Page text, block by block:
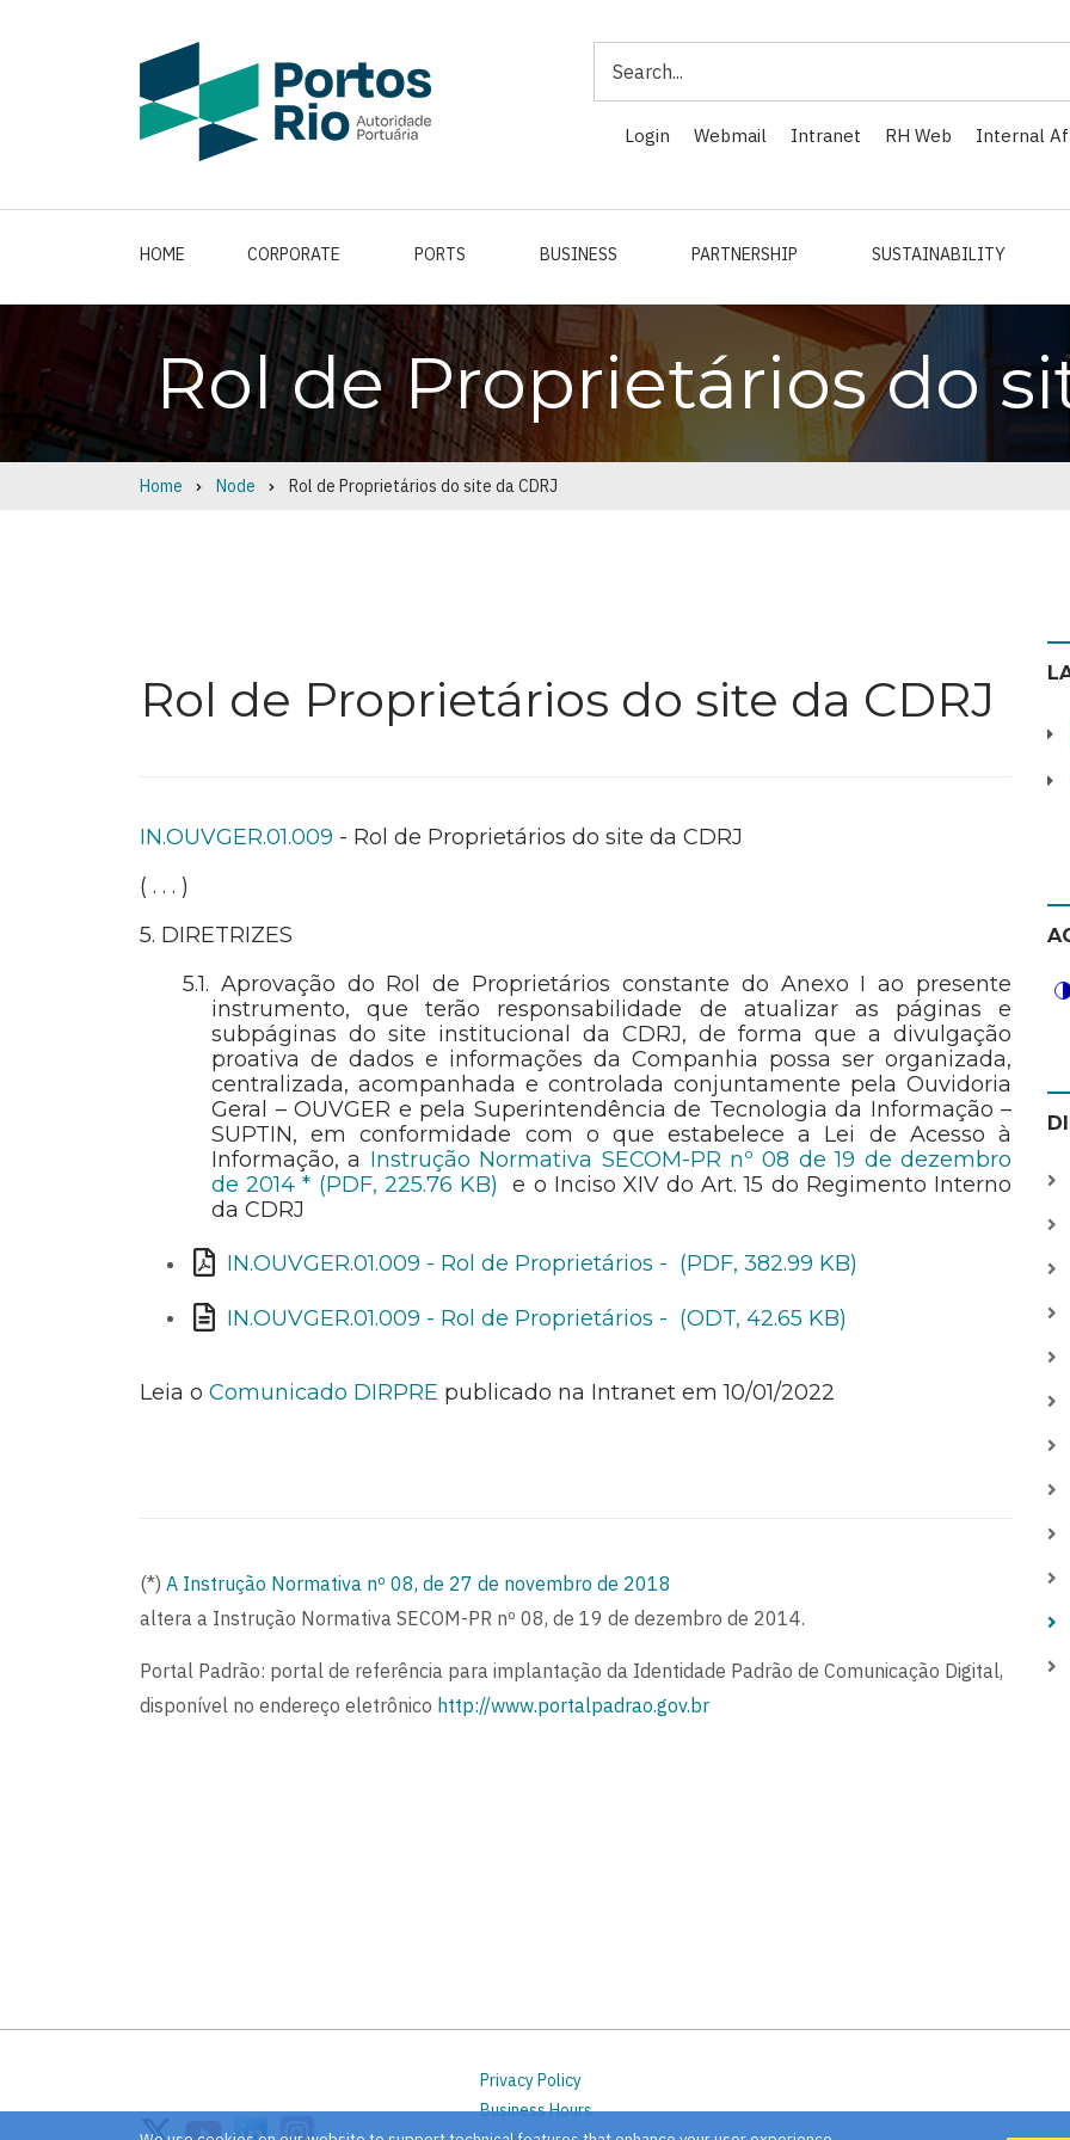
Login Webmail Intranet RH Web Internal
HOME CORPORATE PORTS BUSINESS PARTNERSHIP SUSTAINABILITY
Rol de Proprietários do
Home Node Rol de Proprietários do site da CDRJ
Rol de Proprietários do site da CDRJ
IN.OUVGER.01.009 - Rol de Proprietários do site da CDRJ
( . . . )
5. DIRETRIZES
5.1. Aprovação do Rol de Proprietários constante do Anexo I ao presente
instrumento, que terão responsabilidade de atualizar as páginas e
subpáginas do site institucional da CDRJ, de forma que a divulgação
proativa de dados e informações da Companhia possa ser organizada,
centralizada, acompanhada e controlada conjuntamente pela Ouvidoria
Geral – OUVGER e pela Superintendência de Tecnologia da Informação –
SUPTIN, em conformidade com o que estabelece a Lei de Acesso à
Informação, a Instrução Normativa SECOM-PR nº 08 de 19 de dezembro
de 2014 * (PDF, 225.76 KB) e o Inciso XIV do Art. 15 do Regimento Interno
da CDRJ
IN.OUVGER.01.009 - Rol de Proprietários - (PDF, 382.99 KB)
IN.OUVGER.01.009 - Rol de Proprietários - (ODT, 42.65 KB)
Leia o Comunicado DIRPRE publicado na Intranet em 10/01/2022
(*) A Instrução Normativa nº 08, de 27 de novembro de 2018
altera a Instrução Normativa SECOM-PR nº 08, de 19 de dezembro de 2014.
Portal Padrão: portal de referência para implantação da Identidade Padrão de Comunicação Digital,
disponível no endereço eletrônico http://www.portalpadrao.gov.br
Privacy Policy
Business Hours